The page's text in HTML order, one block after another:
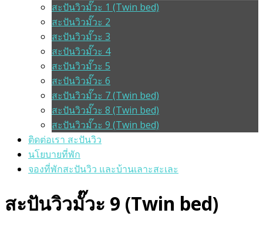
สะปันวิวมั๊วะ 1 (Twin bed)
สะปันวิวมั๊วะ 2
สะปันวิวมั๊วะ 3
สะปันวิวมั๊วะ 4
สะปันวิวมั๊วะ 5
สะปันวิวมั๊วะ 6
สะปันวิวมั๊วะ 7 (Twin bed)
สะปันวิวมั๊วะ 8 (Twin bed)
สะปันวิวมั๊วะ 9 (Twin bed)
ติดต่อเรา สะปันวิว
นโยบายที่พัก
จองที่พักสะปันวิว และบ้านเลาะสะเละ
สะปันวิวมั๊วะ 9 (Twin bed)